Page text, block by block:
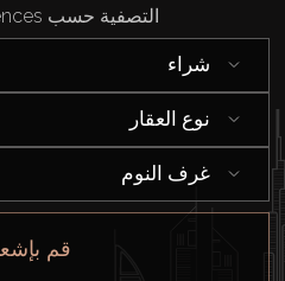
التصفية حسب Marina Residences:
شراء
نوع العقار
غرف النوم
قم